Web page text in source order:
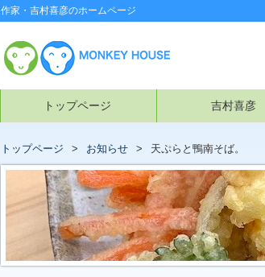
作家・吉村喜彦のホームページ
トップページ 吉村喜彦
トップページ お知らせ 天ぷらと鴨南そば。